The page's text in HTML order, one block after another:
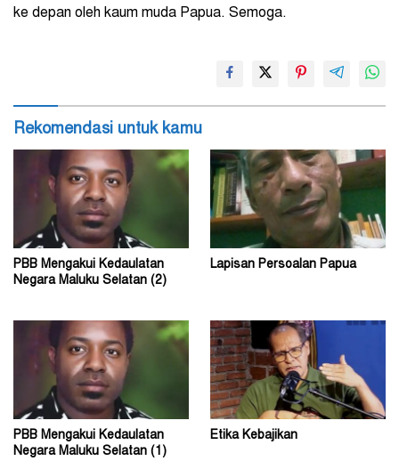
ke depan oleh kaum muda Papua. Semoga.
Rekomendasi untuk kamu
PBB Mengakui Kedaulatan
Negara Maluku Selatan (2)
Lapisan Persoalan Papua
PBB Mengakui Kedaulatan
Negara Maluku Selatan (1)
Etika Kebajikan